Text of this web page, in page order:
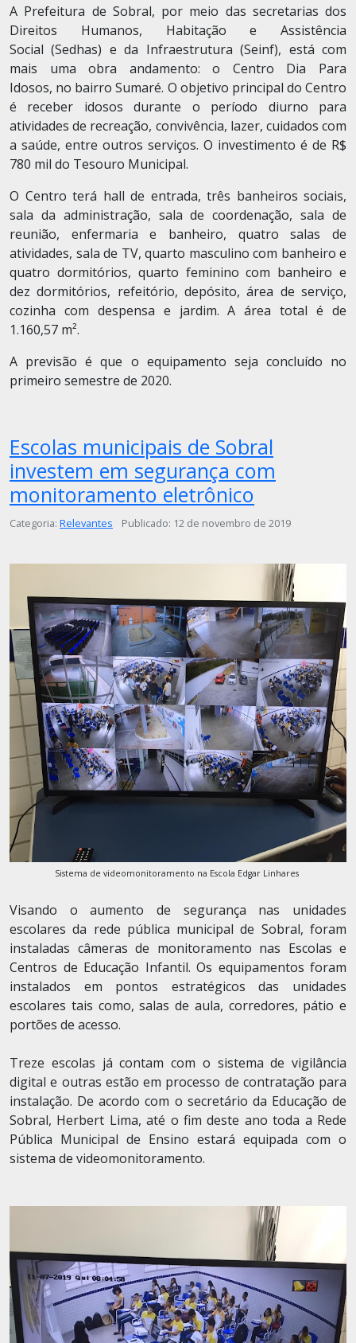
A Prefeitura de Sobral, por meio das secretarias dos
Direitos Humanos, Habitação e Assistência
Social (Sedhas) e da Infraestrutura (Seinf), está com
mais uma obra andamento: o Centro Dia Para
Idosos, no bairro Sumaré. O objetivo principal do Centro
é receber idosos durante o período diurno para
atividades de recreação, convivência, lazer, cuidados com
a saúde, entre outros serviços. O investimento é de R$
780 mil do Tesouro Municipal.
O Centro terá hall de entrada, três banheiros sociais,
sala da administração, sala de coordenação, sala de
reunião, enfermaria e banheiro, quatro salas de
atividades, sala de TV, quarto masculino com banheiro e
quatro dormitórios, quarto feminino com banheiro e
dez dormitórios, refeitório, depósito, área de serviço,
cozinha com despensa e jardim. A área total é de
1.160,57 m².
A previsão é que o equipamento seja concluído no
primeiro semestre de 2020.
Escolas municipais de Sobral
investem em segurança com
monitoramento eletrônico
Detalhes
Categoria: Relevantes Publicado: 12 de novembro de 2019
Sistema de videomonitoramento na Escola Edgar Linhares
Visando o aumento de segurança nas unidades
escolares da rede pública municipal de Sobral, foram
instaladas câmeras de monitoramento nas Escolas e
Centros de Educação Infantil. Os equipamentos foram
instalados em pontos estratégicos das unidades
escolares tais como, salas de aula, corredores, pátio e
portões de acesso.
Treze escolas já contam com o sistema de vigilância
digital e outras estão em processo de contratação para
instalação. De acordo com o secretário da Educação de
Sobral, Herbert Lima, até o fim deste ano toda a Rede
Pública Municipal de Ensino estará equipada com o
sistema de videomonitoramento.